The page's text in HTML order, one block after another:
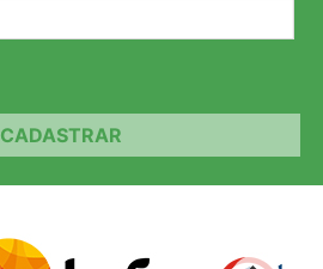
CADASTRAR